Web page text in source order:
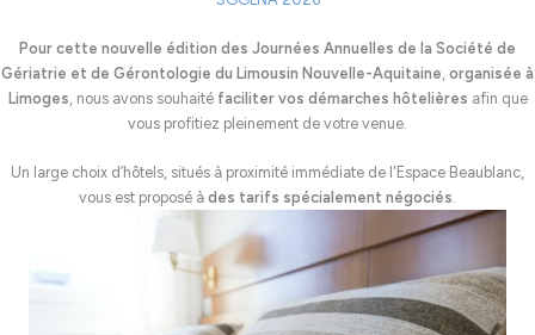
Pour cette nouvelle édition des Journées Annuelles de la Société de
Gériatrie et de Gérontologie du Limousin Nouvelle-Aquitaine, organisée à
Limoges, nous avons souhaité faciliter vos démarches hôtelières afin que
vous profitiez pleinement de votre venue.
Un large choix d’hôtels, situés à proximité immédiate de l'Espace Beaublanc,
vous est proposé à des tarifs spécialement négociés.